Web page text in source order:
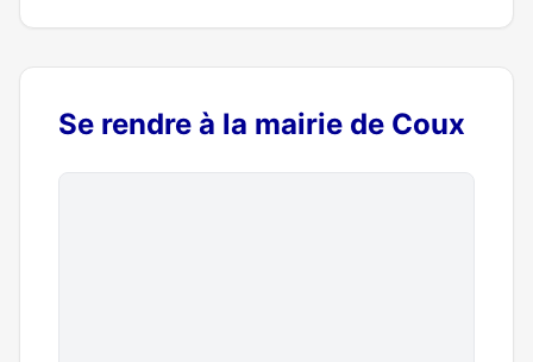
Se rendre à la mairie de Coux